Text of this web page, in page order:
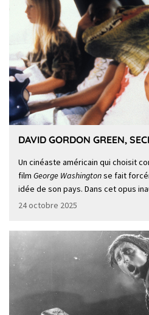
DAVID GORDON GREEN,
Un cinéaste américain qui choisit
film George Washingtonse fait
idée de son pays. Dans cet opus
24 octobre 2025